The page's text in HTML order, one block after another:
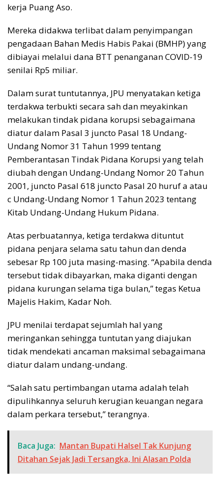
kerja Puang Aso.
Mereka didakwa terlibat dalam penyimpangan
pengadaan Bahan Medis Habis Pakai (BMHP) yang
dibiayai melalui dana BTT penanganan COVID-19
senilai Rp5 miliar.
Dalam surat tuntutannya, JPU menyatakan ketiga
terdakwa terbukti secara sah dan meyakinkan
melakukan tindak pidana korupsi sebagaimana
diatur dalam Pasal 3 juncto Pasal 18 Undang-
Undang Nomor 31 Tahun 1999 tentang
Pemberantasan Tindak Pidana Korupsi yang telah
diubah dengan Undang-Undang Nomor 20 Tahun
2001, juncto Pasal 618 juncto Pasal 20 huruf a atau
c Undang-Undang Nomor 1 Tahun 2023 tentang
Kitab Undang-Undang Hukum Pidana.
Atas perbuatannya, ketiga terdakwa dituntut
pidana penjara selama satu tahun dan denda
sebesar Rp 100 juta masing-masing. “Apabila denda
tersebut tidak dibayarkan, maka diganti dengan
pidana kurungan selama tiga bulan,” tegas Ketua
Majelis Hakim, Kadar Noh.
JPU menilai terdapat sejumlah hal yang
meringankan sehingga tuntutan yang diajukan
tidak mendekati ancaman maksimal sebagaimana
diatur dalam undang-undang.
“Salah satu pertimbangan utama adalah telah
dipulihkannya seluruh kerugian keuangan negara
dalam perkara tersebut,” terangnya.
Baca Juga: Mantan Bupati Halsel Tak Kunjung
Ditahan Sejak Jadi Tersangka, Ini Alasan Polda